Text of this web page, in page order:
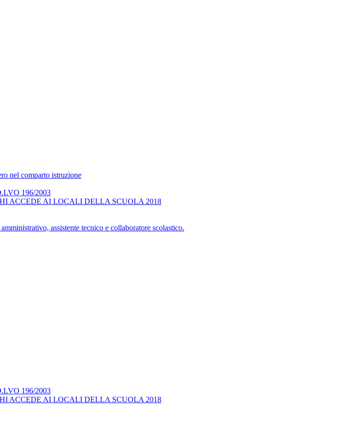
nel comparto istruzione
196/2003
ACCEDE AI LOCALI DELLA SCUOLA 2018
assistente tecnico e collaboratore scolastico.
196/2003
ACCEDE AI LOCALI DELLA SCUOLA 2018